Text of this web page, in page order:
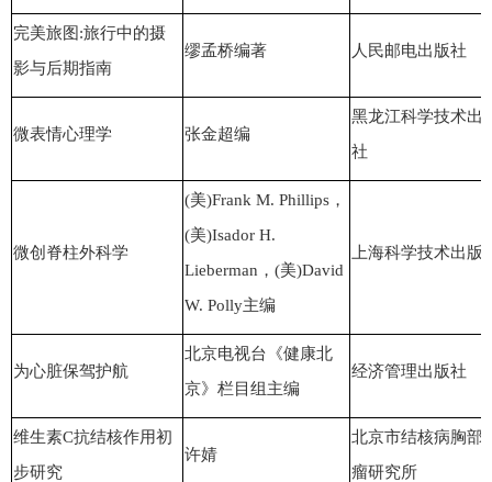
完美旅图:旅行中的摄
影与后期指南
缪孟桥编著 人民邮电出版社
微表情心理学 张金超编
黑龙江科学技术出
社
微创脊柱外科学
(美)Frank M. Phillips，
(美)Isador H.
Lieberman，(美)David
W. Polly主编
上海科学技术出版
为心脏保驾护航
北京电视台《健康北
京》栏目组主编
经济管理出版社
维生素C抗结核作用初
步研究
许婧
北京市结核病胸部
瘤研究所